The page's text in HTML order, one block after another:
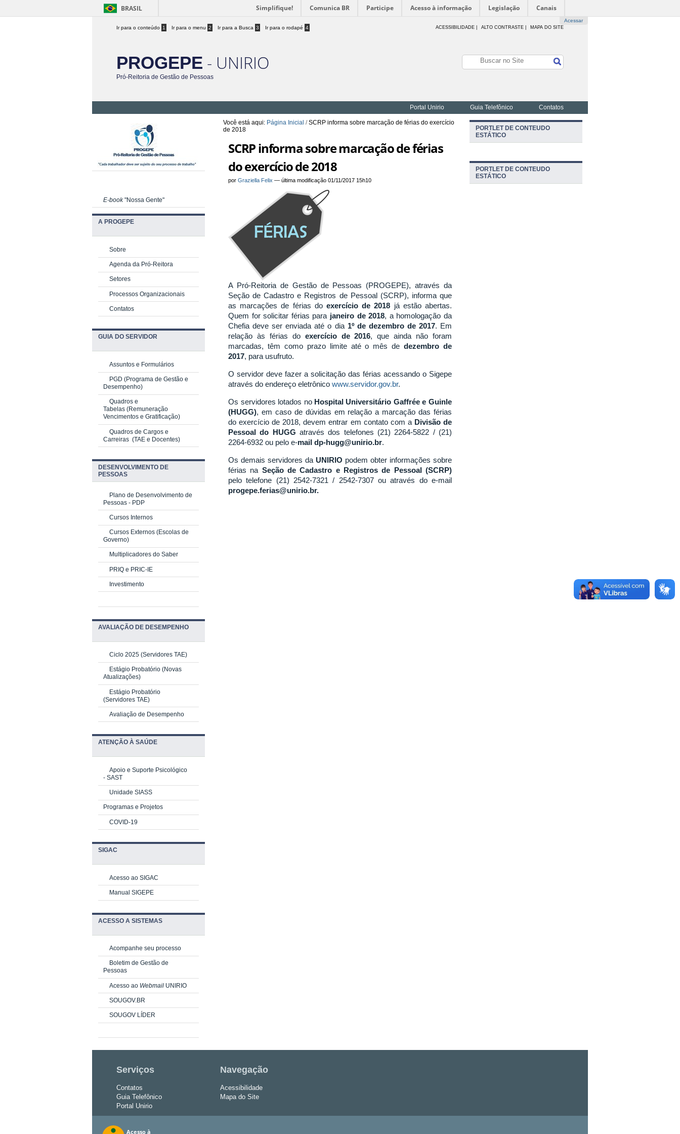
BRASIL Simplifique! Comunica BR Participe Acesso à informação Legislação Canais
Acessar
Ir para o conteúdo 1 Ir para o menu 2 Ir para a Busca 3 Ir para o rodapé 4 ACESSIBILIDADE ALTO CONTRASTE | MAPA DO SITE
PROGEPE - UNIRIO
Pró-Reitoria de Gestão de Pessoas
Portal Unirio Guia Telefônico Contatos
Você está aqui: Página Inicial /SCRP informa sobre marcação de férias do exercício
de 2018
SCRP informa sobre marcação de férias
do exercício de 2018
porGraziella Felix —última modificação 01/11/2017 15h10
A Pró-Reitoria de Gestão de Pessoas (PROGEPE), através da
Seção de Cadastro e Registros de Pessoal (SCRP), informa que
as marcações de férias do exercício de 2018 já estão abertas.
Quem for solicitar férias para janeiro de 2018, a homologação da
Chefia deve ser enviada até o dia 1º de dezembro de 2017. Em
relação às férias do exercício de 2016, que ainda não foram
marcadas, têm como prazo limite até o mês dedezembro de
2017, para usufruto.
O servidor deve fazer a solicitação das férias acessando o Sigepe
através do endereço eletrônicowww.servidor.gov.br.
Os servidores lotados no Hospital Universitário Gaffrée e Guinle
(HUGG), em caso de dúvidas em relação a marcação das férias
do exercício de 2018, devem entrar em contato com a Divisão de
Pessoal do HUGG através dos telefones (21) 2264-5822 / (21)
2264-6932 ou pelo e-mail dp-hugg@unirio.br.
Os demais servidores da UNIRIO podem obter informações sobre
férias na Seção de Cadastro e Registros de Pessoal (SCRP)
pelo telefone (21) 2542-7321 / 2542-7307 ou através do e-mail
progepe.ferias@unirio.br.
E-book"Nossa Gente"
A PROGEPE
Sobre
Agenda da Pró-Reitora
Setores
Processos Organizacionais
Contatos
GUIA DO SERVIDOR
Assuntos e Formulários
PGD (Programa de Gestão e
Desempenho)
Quadros e
Tabelas (Remuneração
Vencimentos e Gratificação)
Quadros de Cargos e
Carreiras (TAE e Docentes)
DESENVOLVIMENTO DE
PESSOAS
Plano de Desenvolvimento de
Pessoas - PDP
Cursos Internos
Cursos Externos (Escolas de
Governo)
Multiplicadores do Saber
PRIQ e PRIC-IE
Investimento
AVALIAÇÃO DE DESEMPENHO
Ciclo 2025 (Servidores TAE)
Estágio Probatório (Novas
Atualizações)
Estágio Probatório
(Servidores TAE)
Avaliação de Desempenho
ATENÇÃO À SAÚDE
Apoio e Suporte Psicológico
- SAST
Unidade SIASS
Programas e Projetos
COVID-19
SIGAC
Acesso ao SIGAC
Manual SIGEPE
ACESSO A SISTEMAS
Acompanhe seu processo
Boletim de Gestão de
Pessoas
Acesso ao Webmail UNIRIO
SOUGOV.BR
SOUGOV LÍDER
PORTLET DE CONTEUDO
ESTÁTICO
PORTLET DE CONTEUDO
ESTÁTICO
Serviços
Contatos
Guia Telefônico
Portal Unirio
Navegação
Acessibilidade
Mapa do Site